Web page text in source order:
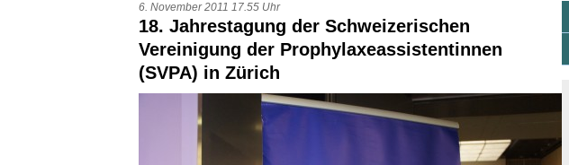
6. November 2011 17.55 Uhr
18. Jahrestagung der Schweizerischen
Vereinigung der Prophylaxeassistentinnen
(SVPA) in Zürich